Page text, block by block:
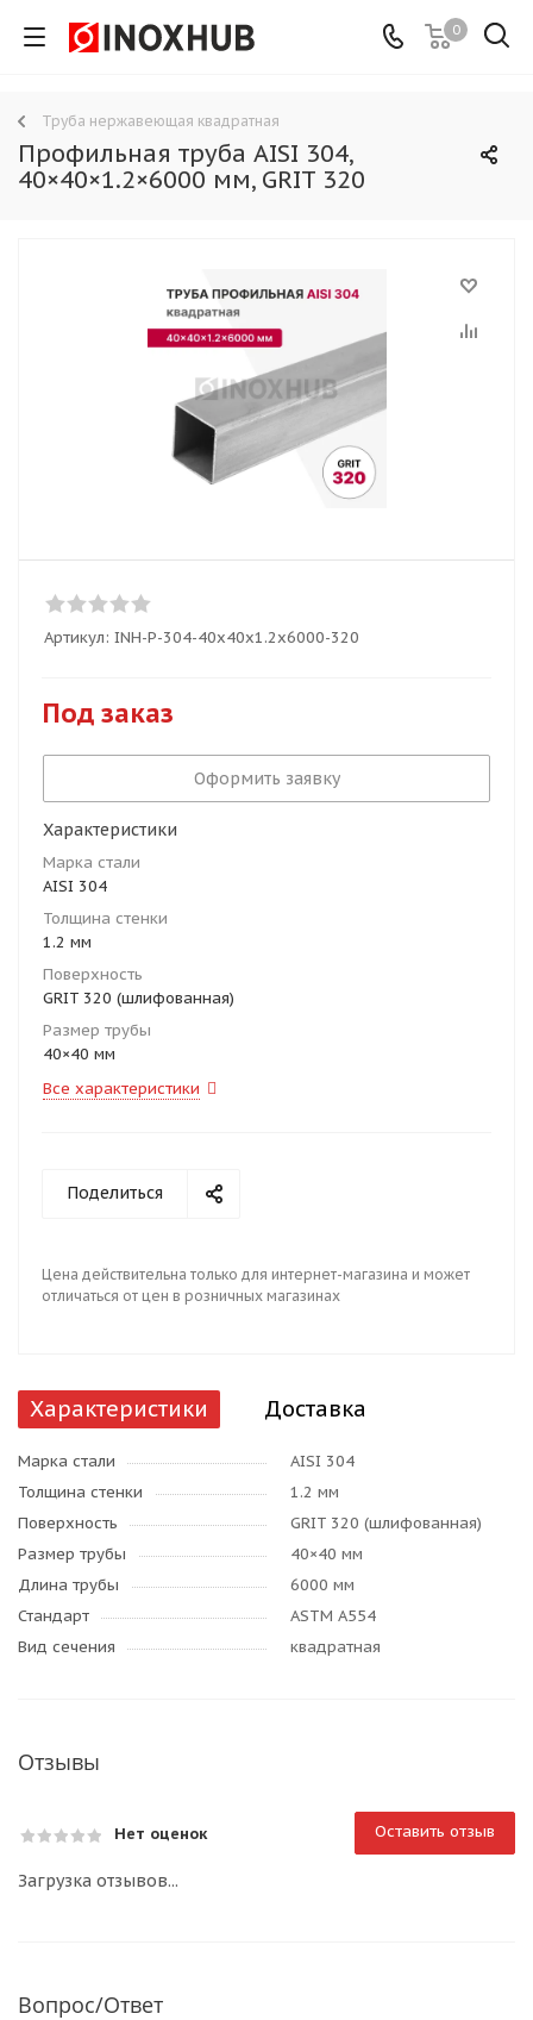
0
Труба нержавеющая квадратная
Профильная труба AISI 304,
40×40×1.2×6000 мм, GRIT 320
Артикул: INH-P-304-40x40x1.2x6000-320
Под заказ
Оформить заявку
Характеристики
Марка стали
AISI 304
Толщина стенки
1.2 мм
Поверхность
GRIT 320 (шлифованная)
Размер трубы
40×40 мм
Все характеристики
Поделиться
Цена действительна только для интернет-магазина и может
отличаться от цен в розничных магазинах
Характеристики Доставка
Марка стали
AISI 304
Толщина стенки
1.2 мм
Поверхность
GRIT 320 (шлифованная)
Размер трубы
40×40 мм
Длина трубы
6000 мм
Стандарт
ASTM A554
Вид сечения
квадратная
Отзывы
Нет оценок Оставить отзыв
Загрузка отзывов...
Вопрос/Ответ